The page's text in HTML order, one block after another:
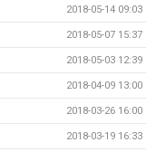
2018-05-14 09:03
2018-05-07 15:37
2018-05-03 12:39
2018-04-09 13:00
2018-03-26 16:00
2018-03-19 16:33